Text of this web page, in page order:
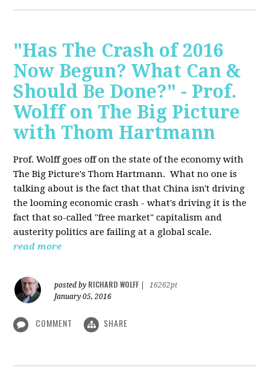
"Has The Crash of 2016
Now Begun? What Can &
Should Be Done?" - Prof.
Wolff on The Big Picture
with Thom Hartmann
Prof. Wolff goes off on the state of the economy with
The Big Picture's Thom Hartmann. What no one is
talking about is the fact that that China isn't driving
the looming economic crash - what's driving it is the
fact that so-called "free market" capitalism and
austerity politics are failing at a global scale.
read more
posted by RICHARD WOLFF
16262pt
January 05, 2016
COMMENT SHARE